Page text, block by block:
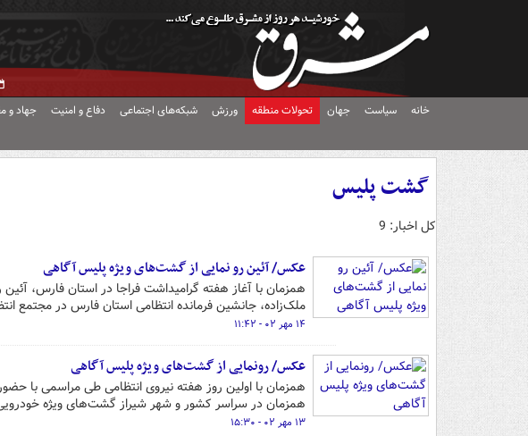
خانه سیاست جهان تحولات منطقه ورزش شبکه‌های اجتماعی دفاع و امنیت جهاد و
گشت پلیس
کل اخبار: 9
عکس/ آئین رو نمایی از گشت‌های ویژه پلیس آگاهی
همزمان با آغاز هفته گرامیداشت فراجا در استان فارس،
ملک‌زاده، جانشین فرمانده انتظامی استان فارس در مجتمع
۱۴ مهر ۰۲ - ۱۱:۴۲
عکس/ رونمایی از گشت‌های ویژه پلیس آگاهی
همزمان با اولین روز هفته نیروی انتظامی طی مراسمی با
همزمان در سراسر کشور و شهر شیراز گشت‌های ویژه
۱۳ مهر ۰۲ - ۱۵:۳۰